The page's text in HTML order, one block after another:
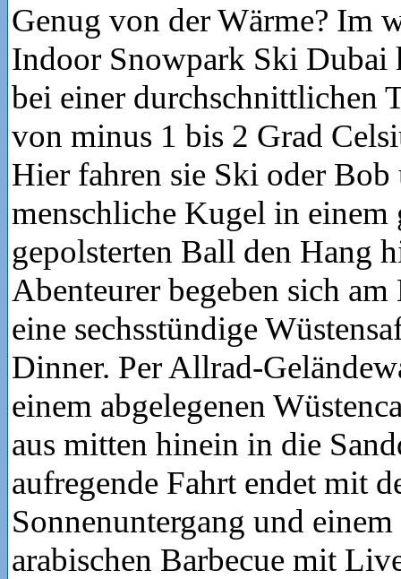
Genug von der Wärme? Im
Indoor Snowpark Ski Dubai
bei einer durchschnittlichen
von minus 1 bis 2 Grad
Hier fahren sie Ski oder
menschliche Kugel in einem
gepolsterten Ball den Hang
Abenteurer begeben sich
eine sechsstündige
Dinner. Per Allrad-
einem abgelegenen
aus mitten hinein in die
aufregende Fahrt endet mit
Sonnenuntergang und
arabischen Barbecue mit